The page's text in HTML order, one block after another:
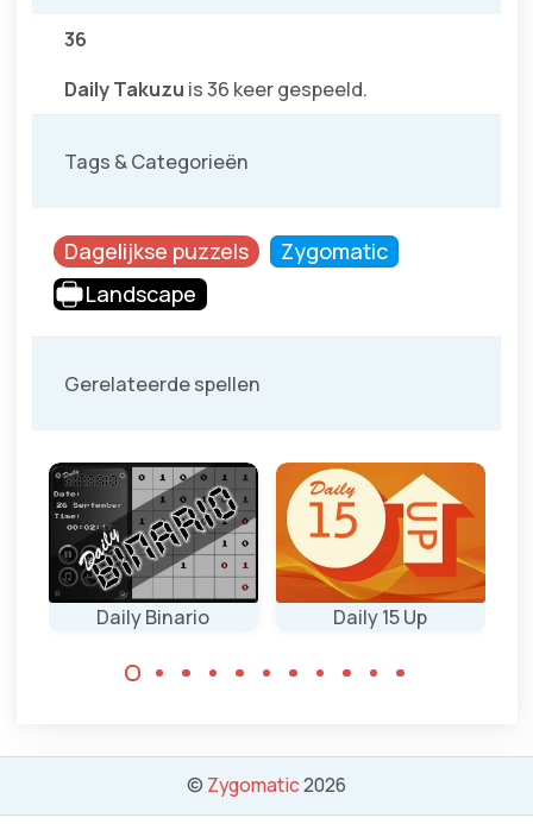
36
Daily Takuzu is 36 keer gespeeld.
Tags & Categorieën
Dagelijkse puzzels
Zygomatic
Landscape
Gerelateerde spellen
Daily Binario
Los op door
logisch te
Daily 15 Up
met logica.
© Zygomatic2026